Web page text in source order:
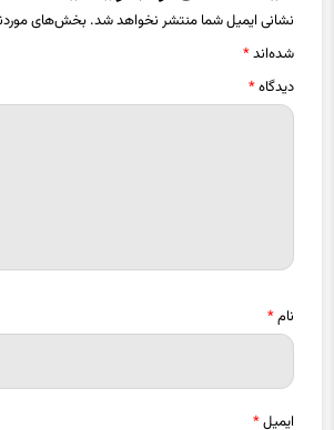
شده‌اند*
دیدگاه*
ایمیل*